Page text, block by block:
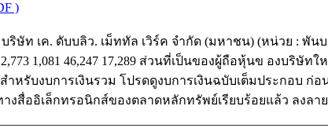
)
ริษัท เค. ดับบลิว. เม็ททัล เวิร์ค จำกัด (มหาชน) (หน่วย : พั
1,081 46,247 17,289 ส่วนที่เป็นของผู้ถือหุ้นข องบริ
สำหรับงบการเงินรวม โปรดดูงบการเงินฉบับเต็มประกอ
งสื่ออิเล็กทรอนิกส์ของตลาดหลักทรัพย์เรียบร้อยแล้ว ลงลา